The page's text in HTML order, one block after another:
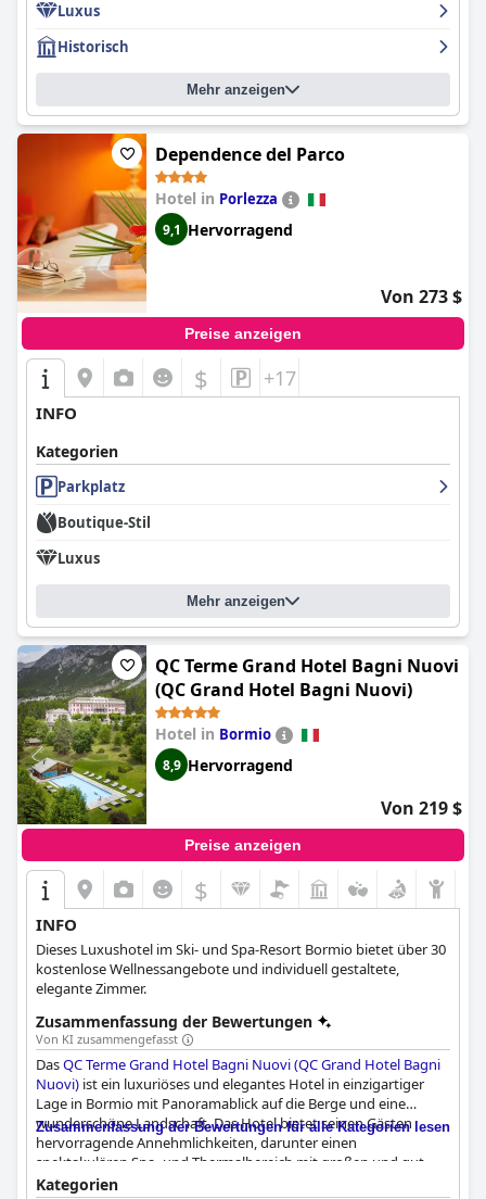
Gerichten des Küchenchefs bieten. Die Zimmer sind gut
ausgestattet, geschmackvoll eingerichtet und makellos sauber,
auch wenn einige Gäste den Straßenlärm in der Nacht
bemängelten. Das Hotel bietet einen Privatparkplatz mit
Parkservice, der auf Anfrage zur Verfügung steht und den
Gästen Komfort und Bequemlichkeit bietet. Alles in allem ist das
Petronilla - Hotel In Bergamoeine besondere und einzigartige
Erfahrung, die von den Gästen sehr empfohlen wird.
Luxus
Historisch
Mehr anzeigen
Dependence del Parco
Hotel in Porlezza
9,1 Hervorragend
Von 273 $
Preise anzeigen
$ +17
INFO
Kategorien
Parkplatz
Boutique-Stil
Luxus
Mehr anzeigen
QC Terme Grand Hotel Bagni Nuovi
(QC Grand Hotel Bagni Nuovi)
Hotel in Bormio
8,9 Hervorragend
Von 219 $
Preise anzeigen
$
INFO
Dieses Luxushotel im Ski- und Spa-Resort Bormio bietet über 30
kostenlose Wellnessangebote und individuell gestaltete,
elegante Zimmer.
Zusammenfassung der Bewertungen
Von KI zusammengefasst
DasQC Terme Grand Hotel Bagni Nuovi (QC Grand Hotel Bagni
Nuovi) ist ein luxuriöses und elegantes Hotel in einzigartiger
Lage in Bormio mit Panoramablick auf die Berge und eine
wunderschöne Landschaft. Das Hotel bietet seinen Gästen
hervorragende Annehmlichkeiten, darunter einen
spektakulären Spa- und Thermalbereich mit großen und gut
gepflegten Thermalbecken, verschiedenen Erlebnispfaden und
Zusammenfassung der Bewertungen für alle Kategorien lesen
Kategorien